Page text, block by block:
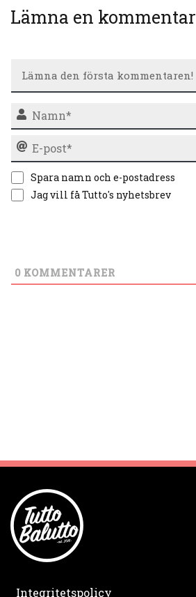
Lämna en kommentar
Spara namn och e-postadress
Jag vill få Tutto's nyhetsbrev
0 KOMMENTARER
Integritetspolicy